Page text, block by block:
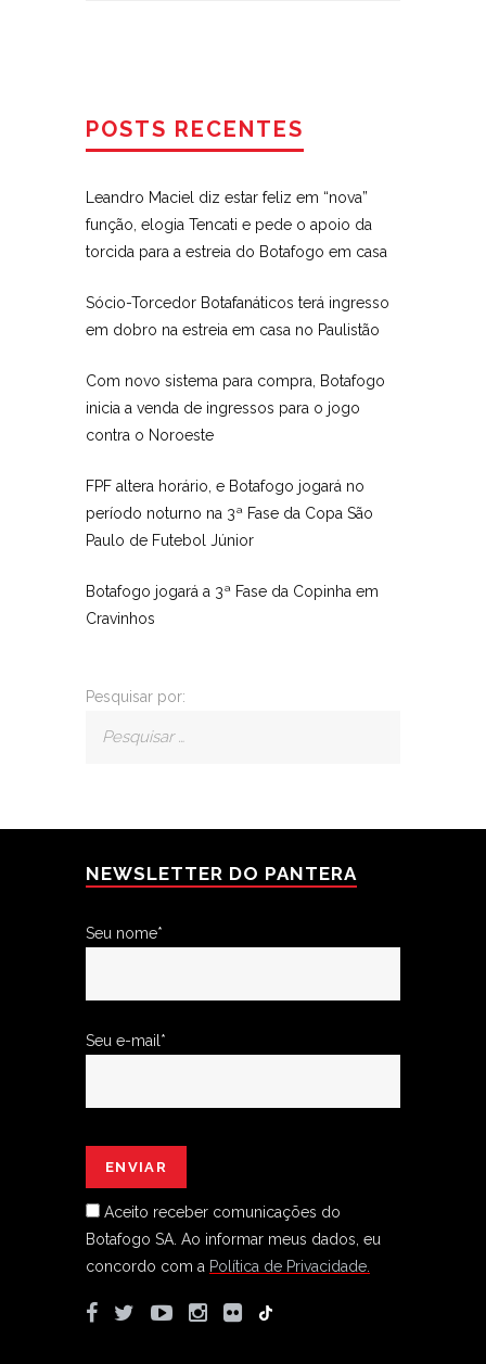
POSTS RECENTES
Leandro Maciel diz estar feliz em “nova”
função, elogia Tencati e pede o apoio da
torcida para a estreia do Botafogo em casa
Sócio-Torcedor Botafanáticos terá ingresso
em dobro na estreia em casa no Paulistão
Com novo sistema para compra, Botafogo
inicia a venda de ingressos para o jogo
contra o Noroeste
FPF altera horário, e Botafogo jogará no
período noturno na 3ª Fase da Copa São
Paulo de Futebol Júnior
Botafogo jogará a 3ª Fase da Copinha em
Cravinhos
Pesquisar por:
NEWSLETTER DO PANTERA
Seu nome*
Seu e-mail*
Aceito receber comunicações do
Botafogo SA. Ao informar meus dados, eu
concordo com a Política de Privacidade.